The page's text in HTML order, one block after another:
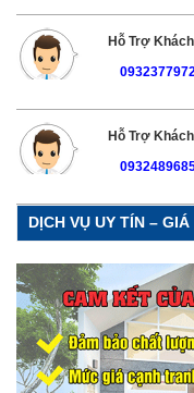
Hỗ Trợ
Hỗ Trợ
DỊCH VỤ UY TÍN – GIÁ